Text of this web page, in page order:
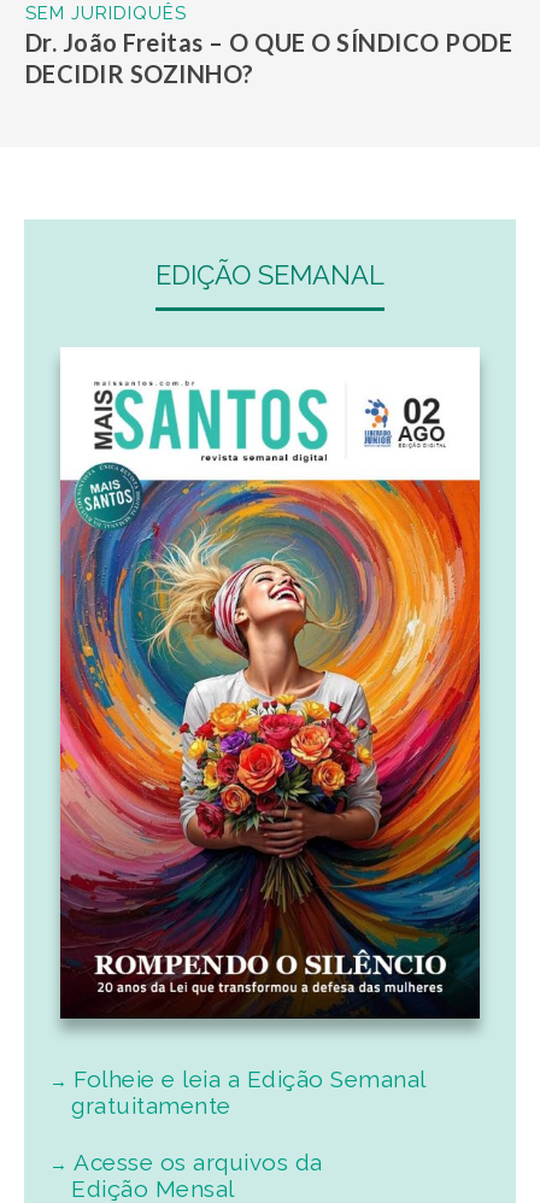
SEM JURIDIQUÊS
Dr. João Freitas – O QUE O SÍNDICO PODE
DECIDIR SOZINHO?
EDIÇÃO SEMANAL
Folheie e leia a Edição Semanal
gratuitamente
Acesse os arquivos da
Edição Mensal